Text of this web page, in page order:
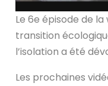
Le 6e épisode de
transition
l’isolation a été
Les prochaines